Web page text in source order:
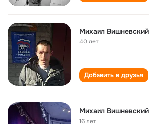
Михаил Вишневский
40 лет
Добавить в друзья
Михаил Вишневский
16 лет